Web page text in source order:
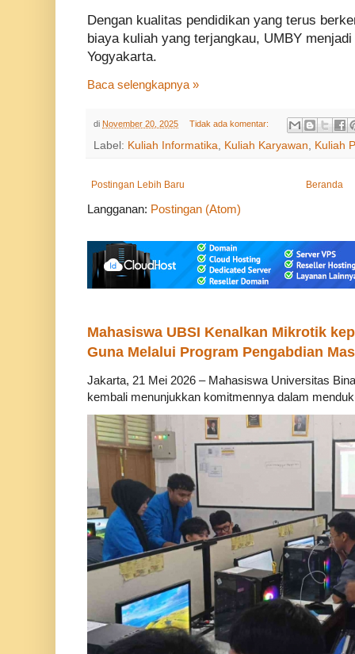
Dengan kualitas pendidikan yang terus
biaya kuliah yang terjangkau, UMBY
Yogyakarta.
Baca selengkapnya »
di November 20, 2025 Tidak ada komentar:
Label: Kuliah Informatika Kuliah Karyawan Kuliah
Postingan Lebih Baru Beranda
Langganan: Postingan (Atom)
Mahasiswa UBSI Kenalkan Mikrotik
Guna Melalui Program Pengabdian
Jakarta, 21 Mei 2026 – Mahasiswa Universitas
kembali menunjukkan komitmennya dalam